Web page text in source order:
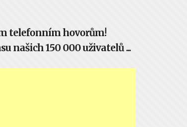
telefonním hovorům!
našich 150 000 uživatelů ...